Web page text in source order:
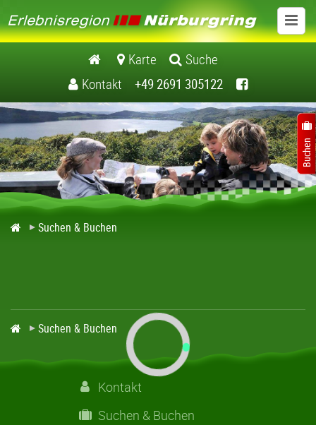
www.erlebnisregionnuerburgring.de
Ausflugsziele
Veranstaltungen
Übernachten
Essen und Genießen
Kontakt
Wanderreisen | Radreisen
Karte
Suche
Kontakt
+49 2691 305122
Suchen & Buchen
Suchen & Buchen
Kontakt
Suchen & Buchen